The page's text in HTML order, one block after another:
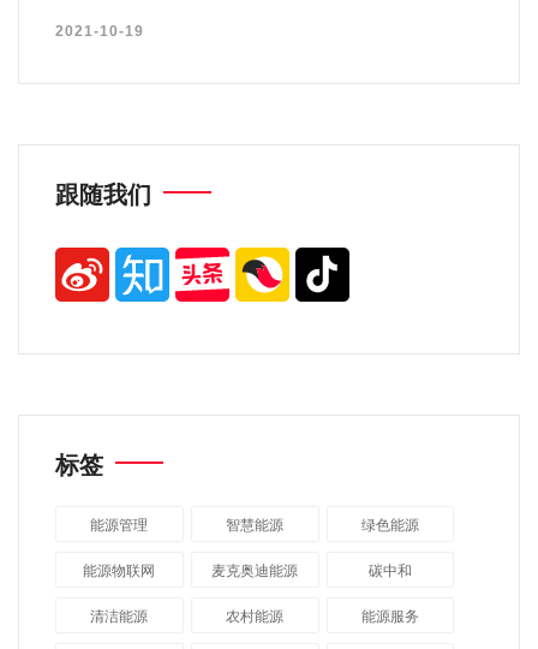
2021-10-19
跟随我们
标签
能源管理 智慧能源 绿色能源
能源物联网 麦克奥迪能源 碳中和
清洁能源 农村能源 能源服务